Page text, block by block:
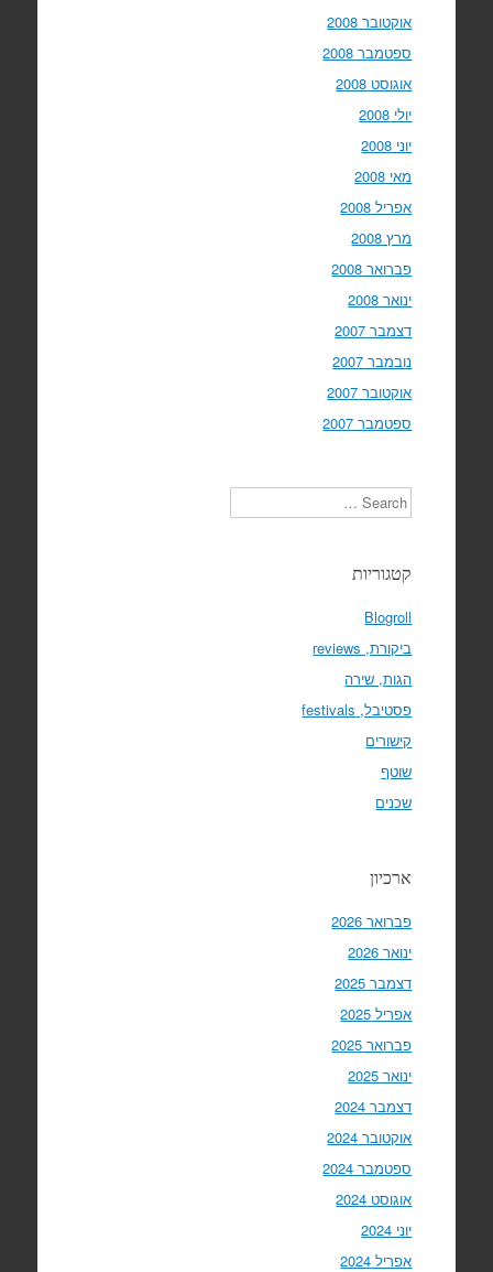
אוקטובר 2008
ספטמבר 2008
אוגוסט 2008
יולי 2008
יוני 2008
מאי 2008
אפריל 2008
מרץ 2008
פברואר 2008
ינואר 2008
דצמבר 2007
נובמבר 2007
אוקטובר 2007
ספטמבר 2007
Search
קטגוריות
Blogroll
ביקורת, reviews
הגות, שירה
פסטיבל, festivals
קישורים
שוטף
שכנים
ארכיון
פברואר 2026
ינואר 2026
דצמבר 2025
אפריל 2025
פברואר 2025
ינואר 2025
דצמבר 2024
אוקטובר 2024
ספטמבר 2024
אוגוסט 2024
יוני 2024
אפריל 2024